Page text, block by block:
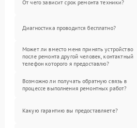
От чего зависит срок ремонта техники?
Диагностика проводится бесплатно?
Может ли вместо меня принять устройство
после ремонта другой человек, контактный
телефон которого я предоставлю?
Возможно ли получать обратную связь в
процессе выполнения ремонтных работ?
Какую гарантию вы предоставляете?